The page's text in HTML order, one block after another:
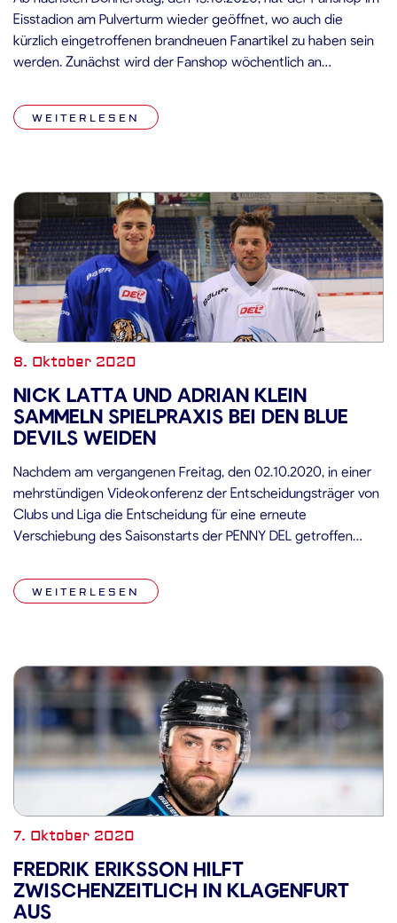
Eisstadion am Pulverturm wieder geöffnet, wo auch die
kürzlich eingetroffenen brandneuen Fanartikel zu haben sein
werden. Zunächst wird der Fanshop wöchentlich an
Donnerstags von 15:00 Uhr bis 18:30 Uhr Freitags von 12:00
Uhr bis 16:00 Uhr Wichtiger Hinweis: […]
WEITERLESEN
8. Oktober 2020
NICK LATTA UND ADRIAN KLEIN
SAMMELN SPIELPRAXIS BEI DEN BLUE
DEVILS WEIDEN
Nachdem am vergangenen Freitag, den 02.10.2020, in einer
mehrstündigen Videokonferenz der Entscheidungsträger von
Clubs und Liga die Entscheidung für eine erneute
Verschiebung des Saisonstarts der PENNY DEL getroffen
Tigers nun nach Möglichkeiten, im Falle eines Beginns der
Spielzeit 2020/2021 mit einer möglichst schlagkräftigen
WEITERLESEN
7. Oktober 2020
FREDRIK ERIKSSON HILFT
ZWISCHENZEITLICH IN KLAGENFURT
AUS